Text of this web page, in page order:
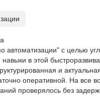
автоматизации" с целью
навыки в этой
и
оперативной. На все
проверялось без